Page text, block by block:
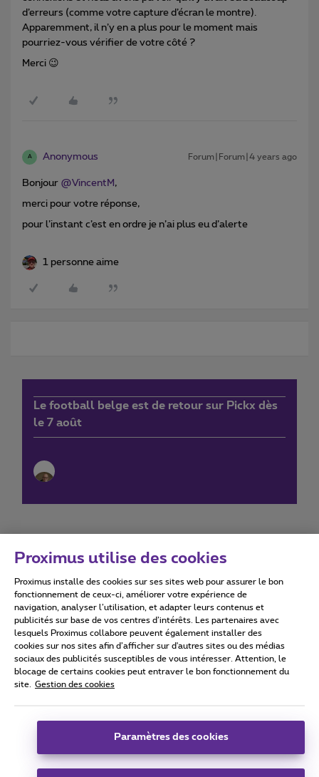
d’erreurs (comme votre capture d’écran le montre).
Apparemment, il n’y en a plus pour le moment mais
pourriez-vous vérifier de votre côté ?
Merci 😉
A Anonymous Forum|Forum|4 years ago
Bonjour @VincentM ,
merci pour votre réponse,
pour l’instant c’est en ordre je n’ai plus eu d’alerte
1 personne aime
Le football belge est de retour sur Pickx dès
le 7 août
Conditions d'utilisation Accessibility statement
Tous droits réservés. © 2026
Conditions générales, info consommateur
Coordonnées de l’entreprise
Boulevard du Roi Albert II 27 - B-1030 Bruxelles.
Proximus utilise des cookies
Proximus installe des cookies sur ses sites web pour assurer le bon
fonctionnement de ceux-ci, améliorer votre expérience de
navigation, analyser l’utilisation, et adapter leurs contenus et
publicités sur base de vos centres d’intérêts. Les partenaires avec
lesquels Proximus collabore peuvent également installer des
cookies sur nos sites afin d’afficher sur d'autres sites ou des médias
sociaux des publicités susceptibles de vous intéresser. Attention, le
blocage de certains cookies peut entraver le bon fonctionnement du
site.
Gestion des cookies
Paramètres des cookies